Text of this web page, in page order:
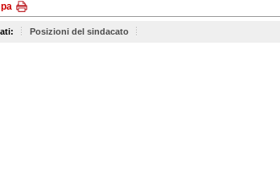
Posizioni del sindacato